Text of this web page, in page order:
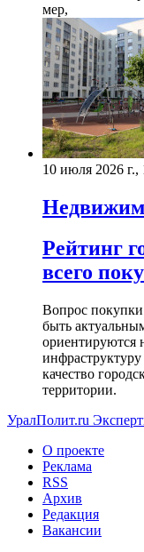
мер,
10 июля 2026 г.,
Рейтинг
всего
Вопрос
быть
ориентируются
качество
территории.
УралПолит.ru
О проекте
Реклама
RSS
Архив
Редакция
Вакансии